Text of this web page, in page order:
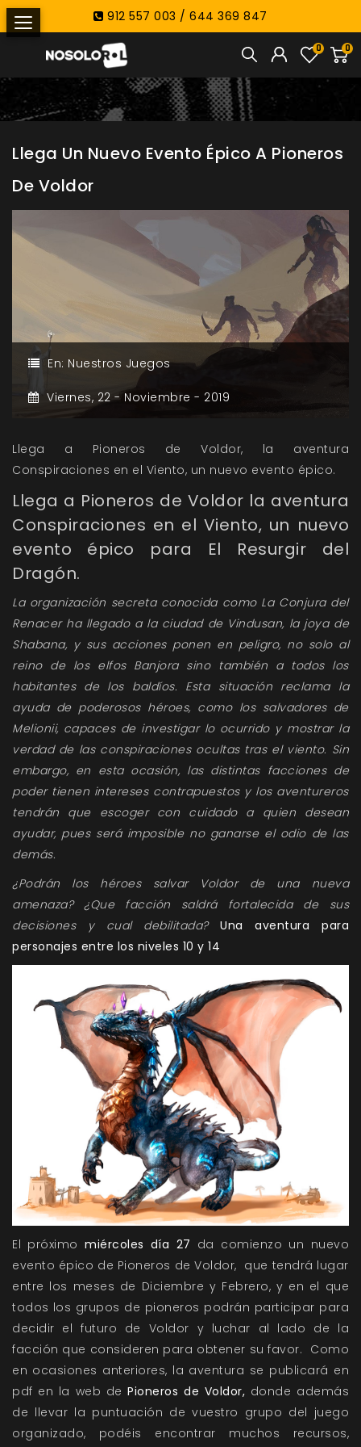
912 557 003 / 644 369 847
0
0
Llega Un Nuevo Evento Épico A Pioneros
De Voldor
En: Nuestros Juegos
Viernes, 22 - Noviembre - 2019
Llega a Pioneros de Voldor, la aventura
Conspiraciones en el Viento, un nuevo evento épico.
Llega a Pioneros de Voldor la aventura
Conspiraciones en el Viento, un nuevo
evento épico para El Resurgir del
Dragón.
La organización secreta conocida como La Conjura del
Renacer ha llegado a la ciudad de Vindusan, la joya de
Shabana, y sus acciones ponen en peligro, no solo al
reino de los elfos Banjora sino también a todos los
habitantes de los baldíos. Esta situación reclama la
ayuda de poderosos héroes, como los salvadores de
Melionii, capaces de investigar lo ocurrido y mostrar la
verdad de las conspiraciones ocultas tras el viento. Sin
embargo, en esta ocasión, las distintas facciones de
poder tienen intereses contrapuestos y los aventureros
tendrán que escoger con cuidado a quien desean
ayudar, pues será imposible no ganarse el odio de las
demás.
¿Podrán los héroes salvar Voldor de una nueva
amenaza? ¿Que facción saldrá fortalecida de sus
decisiones y cual debilitada?Una aventura para
personajes entre los niveles 10 y 14
El próximo miércoles día 27 da comienzo un nuevo
evento épico de Pioneros de Voldor, que tendrá lugar
entre los meses de Diciembre y Febrero, y en el que
todos los grupos de pioneros podrán participar para
decidir el futuro de Voldor y luchar al lado de la
facción que consideren para obtener su favor. Como
en ocasiones anteriores, la aventura se publicará en
pdf en la web dePioneros de Voldor, donde además
de llevar la puntuación de vuestro grupo del juego
organizado, podéis encontrar muchos recursos,